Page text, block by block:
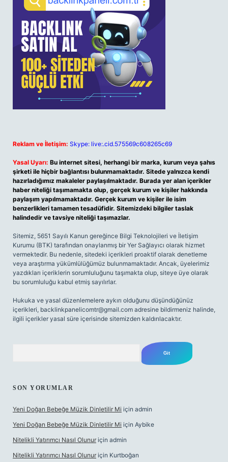
Reklam ve İletişim: Skype: live:.cid.575569c608265c69
Yasal Uyarı: Bu internet sitesi, herhangi bir marka, kurum veya şahıs
şirketi ile hiçbir bağlantısı bulunmamaktadır. Sitede yalnızca kendi
hazırladığımız makaleler paylaşılmaktadır. Burada yer alan içerikler
haber niteliği taşımamakta olup, gerçek kurum ve kişiler hakkında
paylaşım yapılmamaktadır. Gerçek kurum ve kişiler ile isim
benzerlikleri tamamen tesadüfidir. Sitemizdeki bilgiler taslak
halindedir ve tavsiye niteliği taşımazlar.
Sitemiz, 5651 Sayılı Kanun gereğince Bilgi Teknolojileri ve İletişim
Kurumu (BTK) tarafından onaylanmış bir Yer Sağlayıcı olarak hizmet
vermektedir. Bu nedenle, sitedeki içerikleri proaktif olarak denetleme
veya araştırma yükümlülüğümüz bulunmamaktadır. Ancak, üyelerimiz
yazdıkları içeriklerin sorumluluğunu taşımakta olup, siteye üye olarak
bu sorumluluğu kabul etmiş sayılırlar.
Hukuka ve yasal düzenlemelere aykırı olduğunu düşündüğünüz
içerikleri, backlinkpanelicomtr@gmail.com adresine bildirmeniz halinde,
ilgili içerikler yasal süre içerisinde sitemizden kaldırılacaktır.
SON YORUMLAR
Yeni Doğan Bebeğe Müzik Dinletilir Mi için admin
Yeni Doğan Bebeğe Müzik Dinletilir Mi için Aybike
Nitelikli Yatırımcı Nasıl Olunur için admin
Nitelikli Yatırımcı Nasıl Olunur için Kurtboğan